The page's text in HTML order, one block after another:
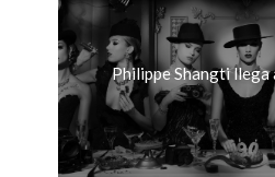
Philippe Shangti llega